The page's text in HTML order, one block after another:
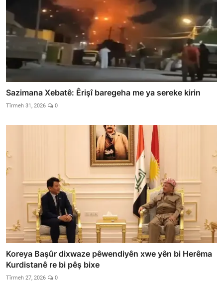
Sazimana Xebatê: Êrişî baregeha me ya sereke kirin
Tîrmeh 31, 2026 0
Koreya Başûr dixwaze pêwendiyên xwe yên bi Herêma
Kurdistanê re bi pêş bixe
Tîrmeh 27, 2026 0